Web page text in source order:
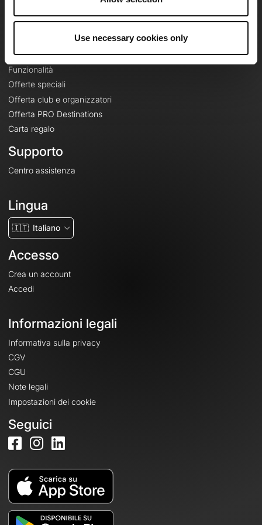
Use necessary cookies only
Le Mag'
Mappe di base topografiche
Funzionalità
Offerte speciali
Offerta club e organizzatori
Offerta PRO Destinations
Carta regalo
Supporto
Centro assistenza
Lingua
🇮🇹 Italiano
Accesso
Crea un account
Accedi
Informazioni legali
Informativa sulla privacy
CGV
CGU
Note legali
Impostazioni dei cookie
Seguici